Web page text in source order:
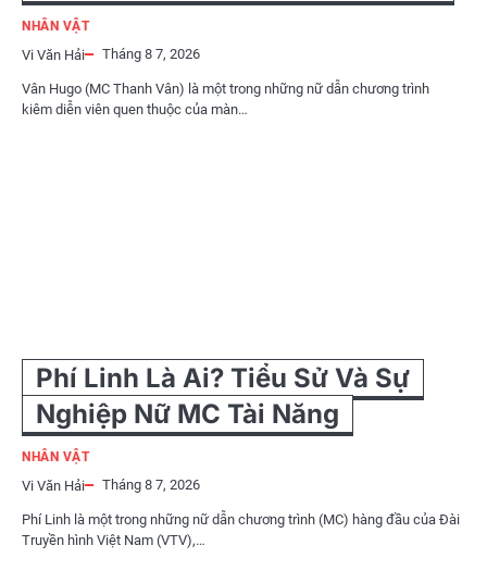
NHÂN VẬT
Vi Văn Hải Tháng 8 7, 2026
Vân Hugo (MC Thanh Vân) là một trong những nữ dẫn chương trình
kiêm diễn viên quen thuộc của màn…
Phí Linh Là Ai? Tiểu Sử Và Sự
Nghiệp Nữ MC Tài Năng
NHÂN VẬT
Vi Văn Hải Tháng 8 7, 2026
Phí Linh là một trong những nữ dẫn chương trình (MC) hàng đầu của Đài
Truyền hình Việt Nam (VTV),…